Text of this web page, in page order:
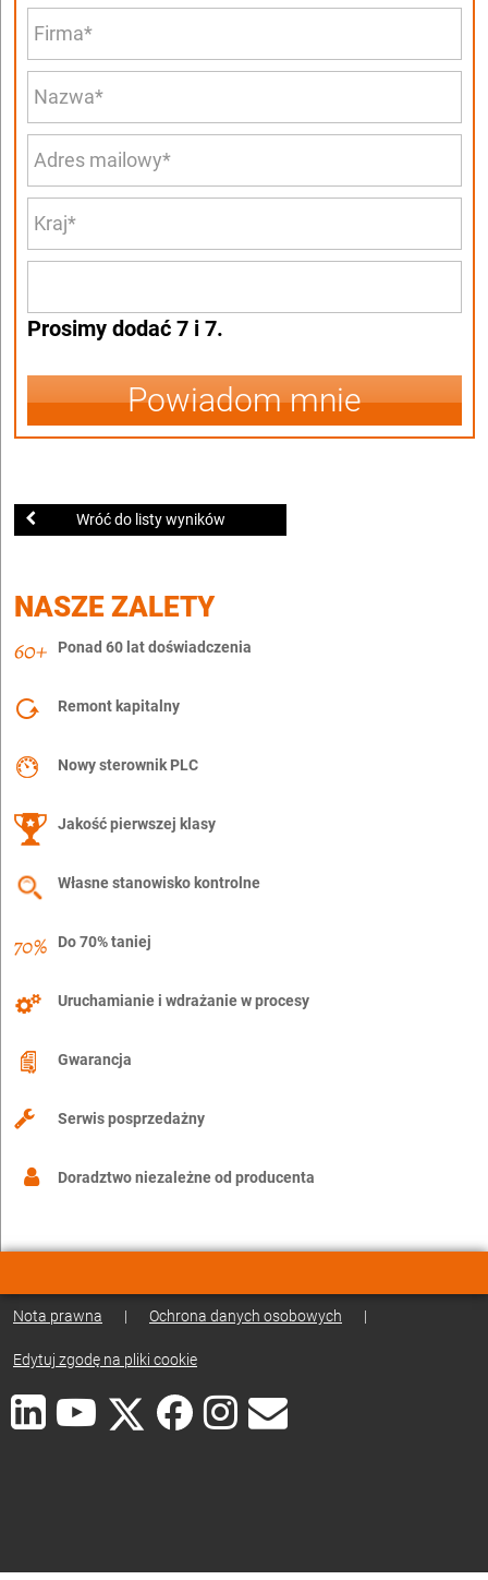
Prosimy dodać 7 i 7.
Powiadom mnie
Wróć do listy wyników
NASZE ZALETY
Ponad 60 lat doświadczenia
Remont kapitalny
Nowy sterownik PLC
Jakość pierwszej klasy
Własne stanowisko kontrolne
Do 70% taniej
Uruchamianie i wdrażanie w procesy
Gwarancja
Serwis posprzedażny
Doradztwo niezależne od producenta
Nota prawna | Ochrona danych osobowych |
Edytuj zgodę na pliki cookie